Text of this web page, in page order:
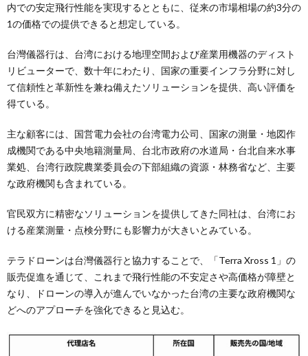
内での安定飛行性能を実現するとともに、従来の市場相場の約3分の
1の価格での提供できると想定している。
台灣儀器行は、台湾における地理空間および産業用機器のディスト
リビューターで、数十年にわたり、国家の重要インフラ分野に対し
て信頼性と革新性を兼ね備えたソリューションを提供、高い評価を
得ている。
主な顧客には、国営電力会社の台湾電力公司、国家の測量・地図作
成機関である中央地籍測量局、台北市政府の水道局・台北自来水事
業処、台湾行政院農業委員会の下部組織の資源・林務省など、主要
な政府機関も含まれている。
官民双方に精密なソリューションを提供してきた同社は、台湾にお
ける産業測量・点検分野にも影響力が大きいとみている。
テラドローンは台灣儀器行と協力することで、「Terra Xross 1」の
販売促進を通じて、これまで飛行性能の不安定さや高価格が障壁と
なり、ドローンの導入が進んでいなかった台湾の主要な政府機関な
どへのアプローチを強化できると見込む。